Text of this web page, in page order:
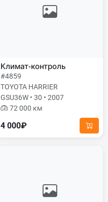
Климат-контроль
#4859
TOYOTA HARRIER
GSU36W • 30 • 2007
72 000 км
4 000₽